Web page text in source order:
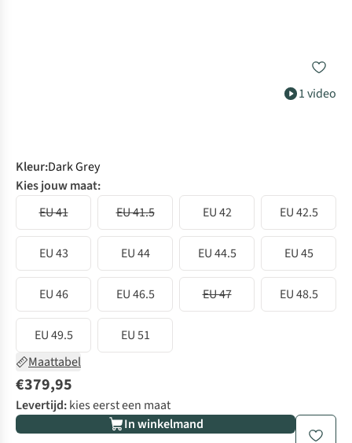
1 video
Kleur:Dark Grey
Kies jouw maat:
EU 41
EU 41.5 EU 42 EU 42.5
EU 43 EU 44 EU 44.5 EU 45
EU 46 EU 46.5 EU 47 EU 48.5
EU 49.5
EU 51
Maattabel
€379,95
Levertijd:kies eerst een maat
In winkelmand